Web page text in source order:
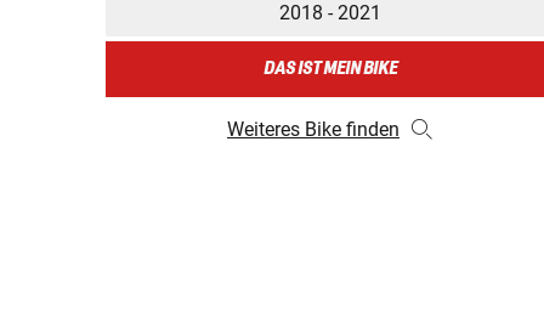
2018 - 2021
DAS IST MEIN BIKE
Weiteres Bike finden